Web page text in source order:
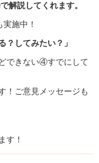
解説してくれます。
施中！
？してみたい？」
できない④すでにして
！ご意見メッセージも
す！